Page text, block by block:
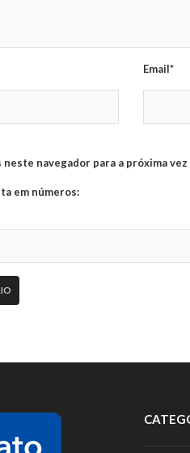
Email*
neste navegador para a próxima
em números: